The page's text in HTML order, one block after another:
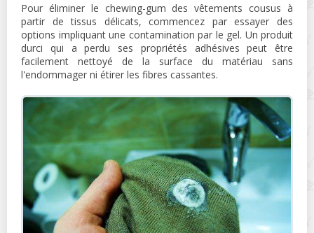
Pour éliminer le chewing-gum des vêtements cousus à
partir de tissus délicats, commencez par essayer des
options impliquant une contamination par le gel. Un produit
durci qui a perdu ses propriétés adhésives peut être
facilement nettoyé de la surface du matériau sans
l'endommager ni étirer les fibres cassantes.